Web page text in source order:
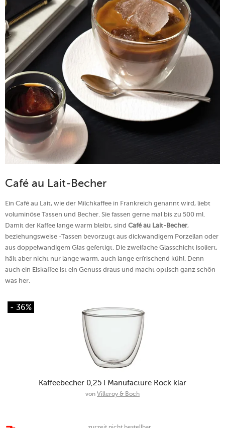
Café au Lait-Becher
Ein Café au Lait, wie der Milchkaffee in Frankreich genannt wird, liebt
voluminöse Tassen und Becher. Sie fassen gerne mal bis zu 500 ml.
Damit der Kaffee lange warm bleibt, sind Café au Lait-Becher,
beziehungsweise -Tassen bevorzugt aus dickwandigem Porzellan oder
aus doppelwandigem Glas gefertigt. Die zweifache Glasschicht isoliert,
hält aber nicht nur lange warm, auch lange erfrischend kühl. Denn
auch ein Eiskaffee ist ein Genuss draus und macht optisch ganz schön
was her.
- 36%
Kaffeebecher 0,25 l Manufacture Rock klar
von Villeroy & Boch